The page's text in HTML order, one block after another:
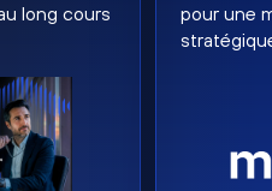
long cours
pour une